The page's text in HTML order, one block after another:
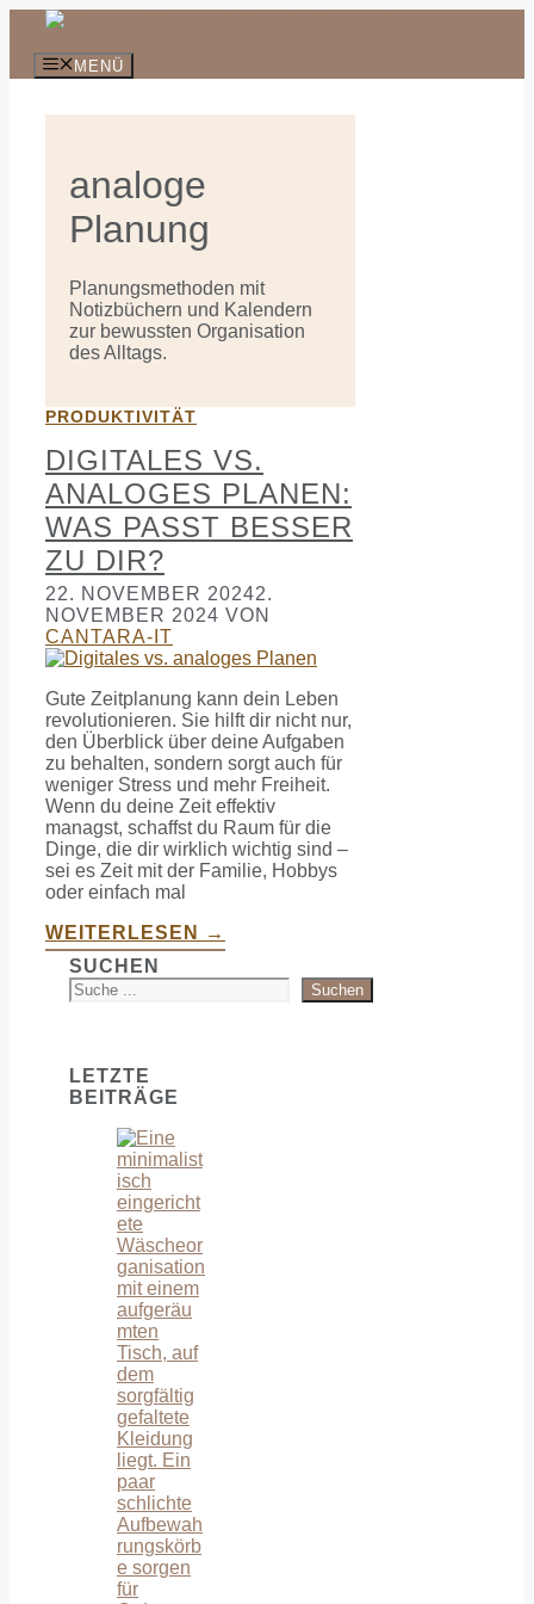
springenMENÜ
analoge
Planung
Planungsmethoden mit
Notizbüchern und Kalendern
zur bewussten Organisation
des Alltags.
PRODUKTIVITÄT
DIGITALES VS.
ANALOGES PLANEN:
WAS PASST BESSER
ZU DIR?
22. NOVEMBER 20242.
NOVEMBER 2024 VON
CANTARA-IT
Gute Zeitplanung kann dein Leben
revolutionieren. Sie hilft dir nicht nur,
den Überblick über deine Aufgaben
zu behalten, sondern sorgt auch für
weniger Stress und mehr Freiheit.
Wenn du deine Zeit effektiv
managst, schaffst du Raum für die
Dinge, die dir wirklich wichtig sind –
sei es Zeit mit der Familie, Hobbys
oder einfach mal
WEITERLESEN →
SUCHEN
Suchen
LETZTE
BEITRÄGE